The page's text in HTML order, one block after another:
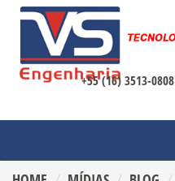
+55 (16) 3513-0808